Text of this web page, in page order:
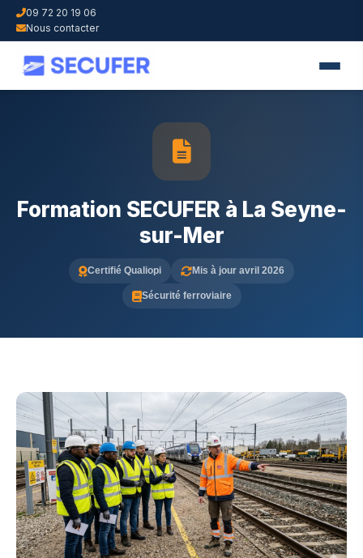
09 72 20 19 06
Nous contacter
Formation SECUFER à La Seyne-
sur-Mer
Certifié Qualiopi Mis à jour avril 2026
Sécurité ferroviaire